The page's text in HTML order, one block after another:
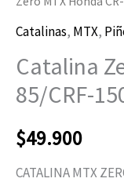
Catalinas, MTX,
Catalina
85/CRF-
$49.900
CATALINA MTX